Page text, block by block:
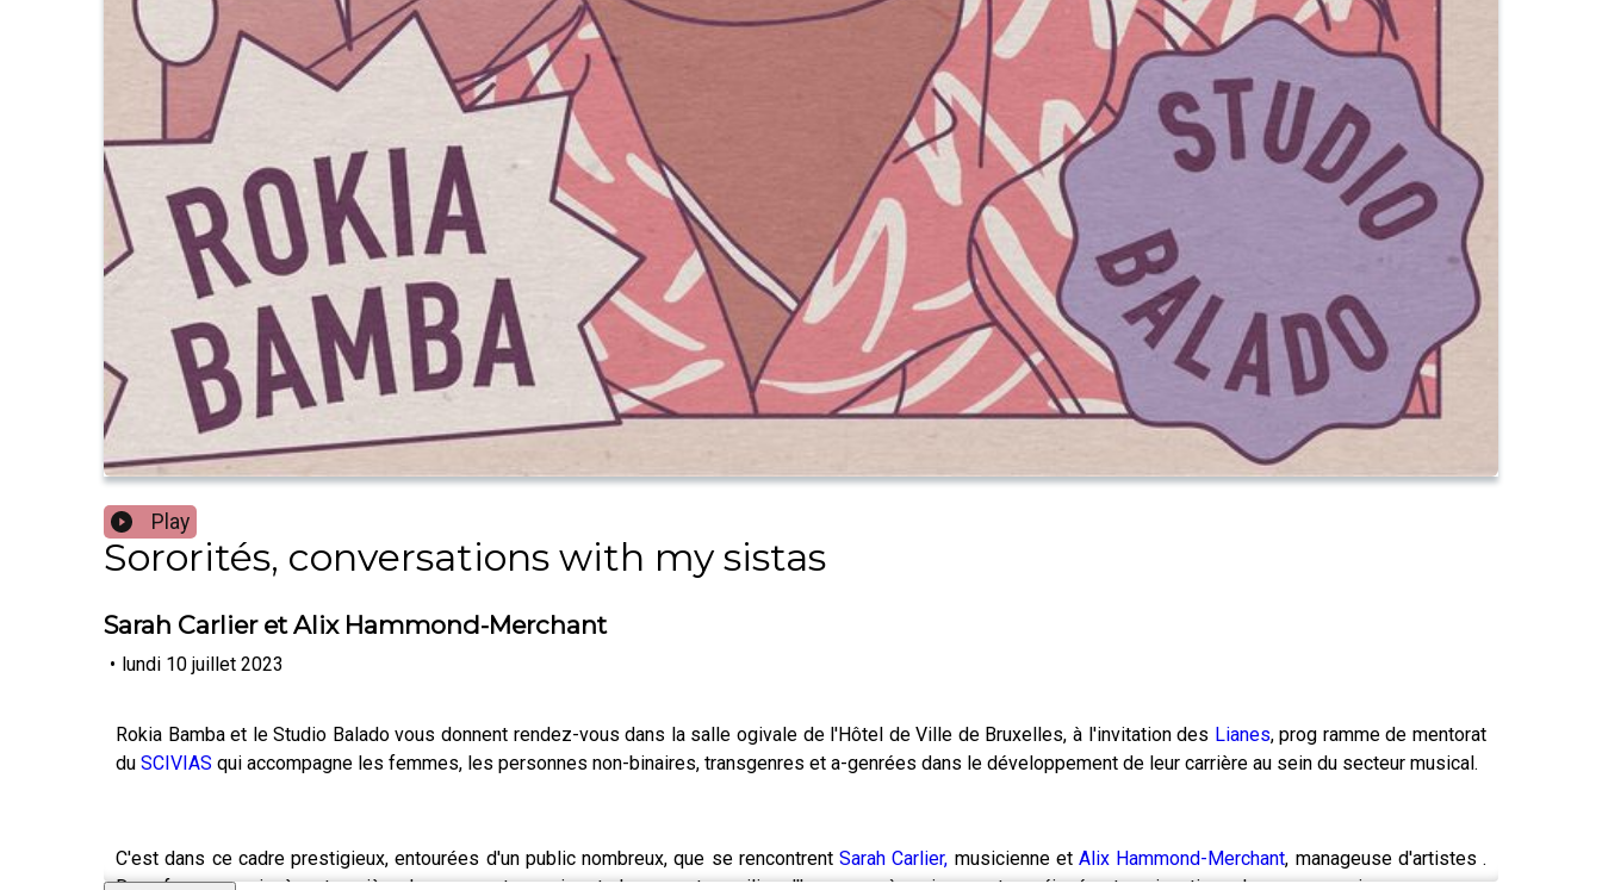
Play
Sororités, conversations with my sistas
Sarah Carlier et Alix Hammond-Merchant
• lundi 10 juillet 2023
Rokia Bamba et le Studio Balado vous donnent rendez-vous dans la salle ogivale de l'Hôtel de Ville de Bruxelles, à l'invitation des Lianes, prog ramme de mentorat
du SCIVIAS qui accompagne les femmes, les personnes non-binaires, transgenres et a-genrées dans le développement de leur carrière au sein du secteur musical.
C'est dans ce cadre prestigieux, entourées d'un public nombreux, que se rencontrent Sarah Carlier, musicienne et Alix Hammond-Merchant, manageuse d'artistes .